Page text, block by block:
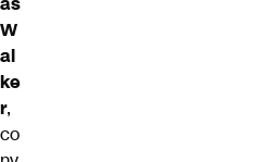
W
al
ke
r,
co